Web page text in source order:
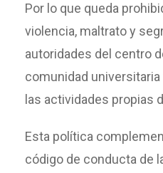
Por lo que queda
violencia, maltrato y
autoridades del centro
comunidad
las actividades propias
Esta política
código de conducta de